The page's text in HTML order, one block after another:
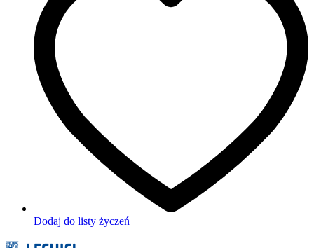
Dodaj do listy życzeń